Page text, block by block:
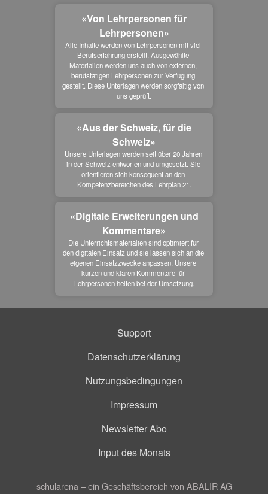
«Von Lehrpersonen für
Lehrpersonen»
Alle Inhalte werden von Lehrpersonen mit viel
Berufserfahrung erstellt. Ausgewählte
Materialien werden uns auch von externen,
berufstätigen Lehrpersonen zur Verfügung
gestellt. Diese Unterlagen werden sorgfältig von
uns geprüft.
«Aus der Schweiz, für die
Schweiz»
Unsere Unterlagen werden seit über 20 Jahren
in der Schweiz entworfen und umgesetzt. Sie
orientieren sich konsequent an den
Kompetenzbereichen des Lehrplan 21.
«Digitale Erweiterungen und
Kommentare»
Die Unterrichtsmaterialien sind optimiert für
den digitalen Einsatz und sie lassen sich an die
eigenen Einsatzzwecke anpassen. Unsere
kurzen und klaren Kommentare für
Lehrpersonen helfen bei der Umsetzung.
Support
Datenschutzerklärung
Nutzungsbedingungen
Impressum
Newsletter Abo
Input des Monats
schularena – ein Geschäftsbereich von ABALIR AG